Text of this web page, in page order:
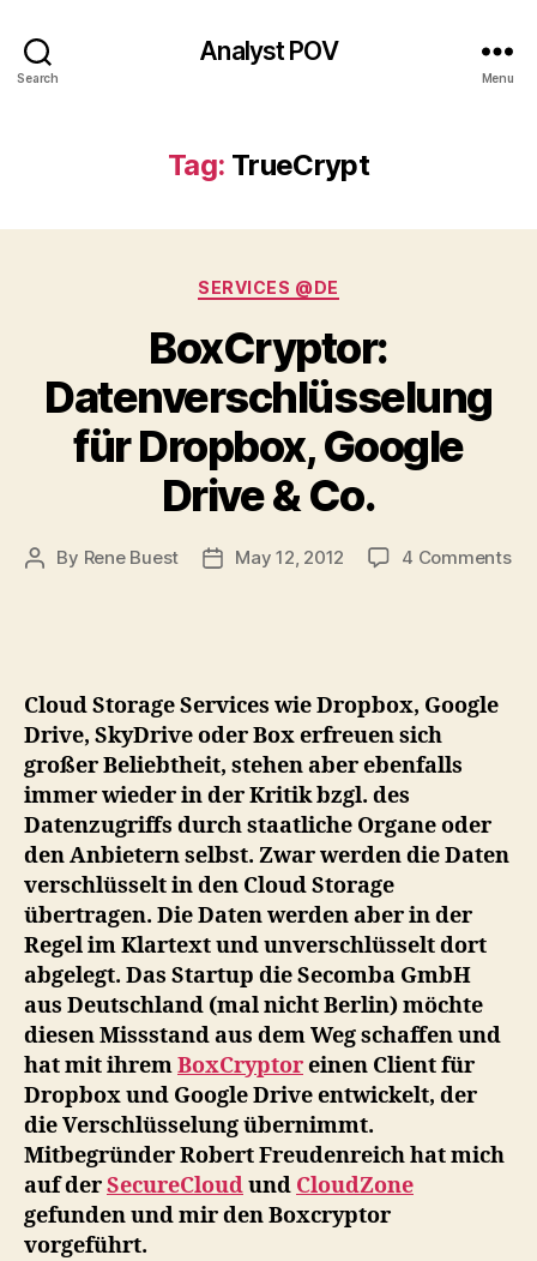
Search
Analyst POV
Menu
Tag: TrueCrypt
Categories
SERVICES @DE
BoxCryptor:
Datenverschlüsselung
für Dropbox, Google
Drive & Co.
Post
By Rene Buest
PostMay 12, 2012 4 Commentson
Cloud Storage Services wie Dropbox, Google
Drive, SkyDrive oder Box erfreuen sich
großer Beliebtheit, stehen aber ebenfalls
immer wieder in der Kritik bzgl. des
Datenzugriffs durch staatliche Organe oder
den Anbietern selbst. Zwar werden die Daten
verschlüsselt in den Cloud Storage
übertragen. Die Daten werden aber in der
Regel im Klartext und unverschlüsselt dort
abgelegt. Das Startup die Secomba GmbH
aus Deutschland (mal nicht Berlin) möchte
diesen Missstand aus dem Weg schaffen und
hat mit ihremBoxCryptoreinen Client für
Dropbox und Google Drive entwickelt, der
die Verschlüsselung übernimmt.
Mitbegründer Robert Freudenreich hat mich
auf derSecureCloudund CloudZone
gefunden und mir den Boxcryptor
vorgeführt.